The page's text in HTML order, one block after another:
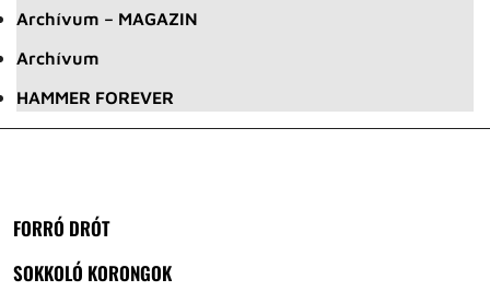
Archívum – MAGAZIN
Archívum
HAMMER FOREVER
FORRÓ DRÓT
SOKKOLÓ KORONGOK